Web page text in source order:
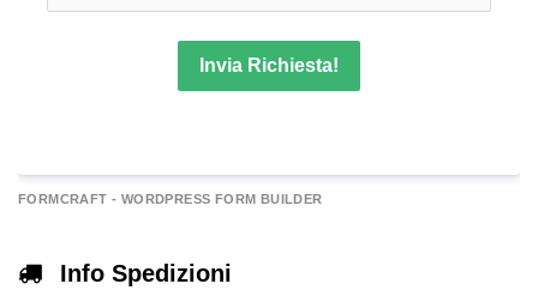
Invia Richiesta!
n
FORMCRAFT - WORDPRESS FORM BUILDER
Info Spedizioni